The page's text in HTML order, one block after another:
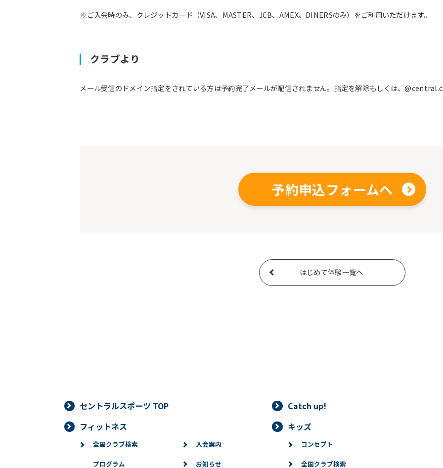
※ご入会時のみ、クレジットカード（VISA、MASTER、JCB、AMEX、DINERSのみ）をご利用いただけます。
クラブより
メール受信のドメイン指定をされている方は予約完了メールが配信されません。指定を解除もしくは、
予約申込フォームへ
はじめて体験一覧へ
セントラルスポーツ TOP
Catch up!
フィットネス
全国クラブ検索
プログラム
入会案内
お知らせ
キッズ
コンセプト
全国クラブ検索